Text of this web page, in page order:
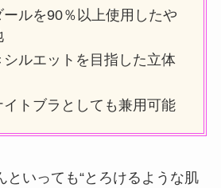
ルを90％以上使用したや
シルエットを目指した立体
イトブラとしても兼用可能
といっても“とろけるような肌